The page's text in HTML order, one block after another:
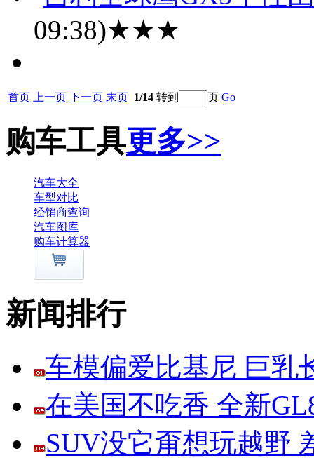
09:38)★★★
首页 上一页 下一页 末页 1/14 转到 页 Go
购车工具更多>>
汽车大全
车型对比
经销商查询
汽车图库
购车计算器
新闻排行
车模偏爱比基尼 巨乳
在美国不吃香 全新
SUV没它甭想玩越野